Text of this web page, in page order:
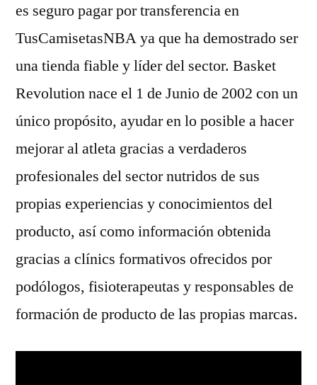
es seguro pagar por transferencia en
TusCamisetasNBA ya que ha demostrado ser
una tienda fiable y líder del sector. Basket
Revolution nace el 1 de Junio de 2002 con un
único propósito, ayudar en lo posible a hacer
mejorar al atleta gracias a verdaderos
profesionales del sector nutridos de sus
propias experiencias y conocimientos del
producto, así como información obtenida
gracias a clínics formativos ofrecidos por
podólogos, fisioterapeutas y responsables de
formación de producto de las propias marcas.